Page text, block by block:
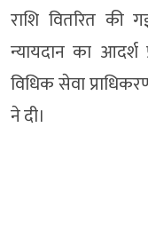
राशि वितरित
न्यायदान का आदर्श
विधिक सेवा
ने दी।